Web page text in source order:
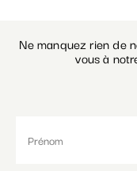
Ne manquez rien de
vous à